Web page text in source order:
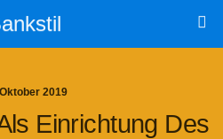
2019
Ein­rich­tung Des